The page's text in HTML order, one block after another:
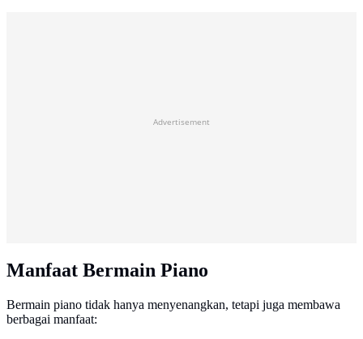
Advertisement
Manfaat Bermain Piano
Bermain piano tidak hanya menyenangkan, tetapi juga membawa
berbagai manfaat: